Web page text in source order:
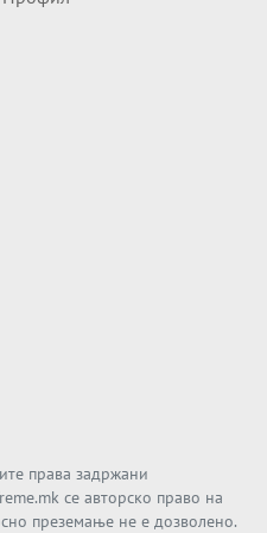
ЗА ИДНИТЕ ЧЛЕНКИ НА ЕУ
на НАТО во Анкара
права задржани
се авторско право на
преземање не е дозволено.